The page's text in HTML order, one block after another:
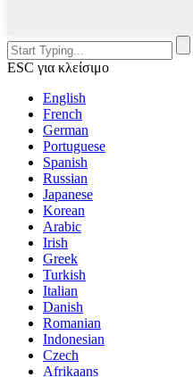
ESC για κλείσιμο
English
French
German
Portuguese
Spanish
Russian
Japanese
Korean
Arabic
Irish
Greek
Turkish
Italian
Danish
Romanian
Indonesian
Czech
Afrikaans